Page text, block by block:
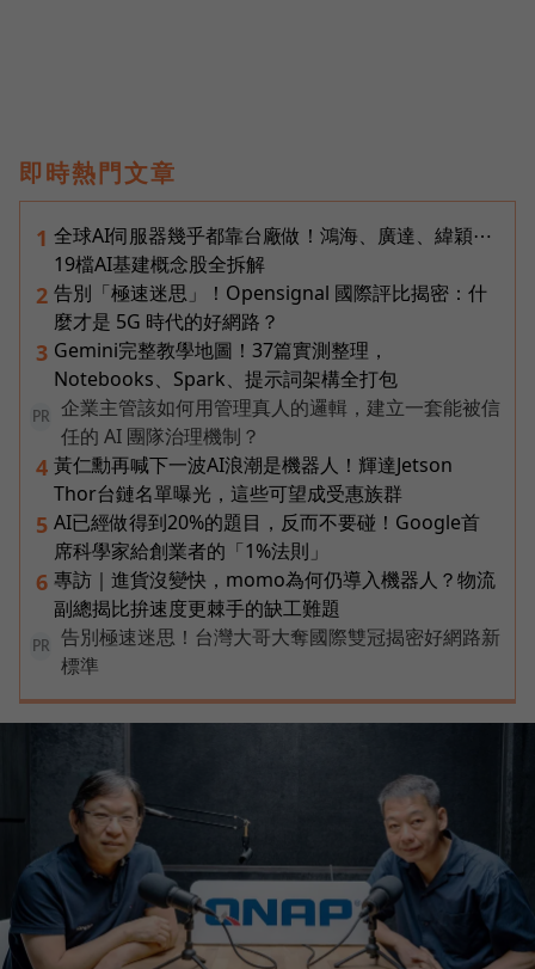
即時熱門文章
1 全球AI伺服器幾乎都靠台廠做！鴻海、廣達、緯穎⋯
19檔AI基建概念股全拆解
2 告別「極速迷思」！Opensignal 國際評比揭密：什
麼才是 5G 時代的好網路？
3 Gemini完整教學地圖！37篇實測整理，
Notebooks、Spark、提示詞架構全打包
PR
企業主管該如何用管理真人的邏輯，建立一套能被信
任的 AI 團隊治理機制？
4 黃仁勳再喊下一波AI浪潮是機器人！輝達Jetson
Thor台鏈名單曝光，這些可望成受惠族群
5 AI已經做得到20%的題目，反而不要碰！Google首
席科學家給創業者的「1%法則」
6 專訪｜進貨沒變快，momo為何仍導入機器人？物流
副總揭比拚速度更棘手的缺工難題
PR
告別極速迷思！台灣大哥大奪國際雙冠揭密好網路新
標準